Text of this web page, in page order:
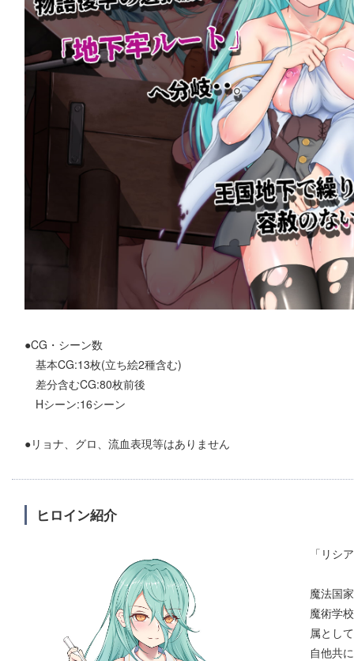
●CG・シーン数
基本CG:13枚(立ち絵2種含む)
差分含むCG:80枚前後
Hシーン:16シーン
●リョナ、グロ、流血表現等はありません
ヒロイン紹介
「リシ
魔法国
魔術学
属とし
自他共